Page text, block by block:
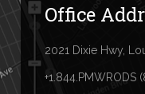
Office
2021 Dixie Hwy,
+1.844.PMWRODS